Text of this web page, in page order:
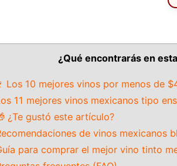
¿Qué encontrarás en
Los 10 mejores vinos por menos de
11 mejores vinos mexicanos tipo
¿Te gustó este artículo?
de vinos mexicanos
para comprar el mejor vino tinto